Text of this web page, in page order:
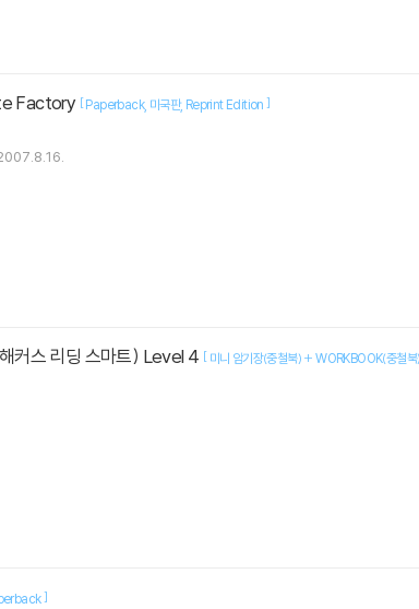
Factory [Paperback 미국판 Reprint Edition ]
커스 리딩 스마트) Level 4 [ 미니 암기장(중철북) + WORKBOOK(중철
]